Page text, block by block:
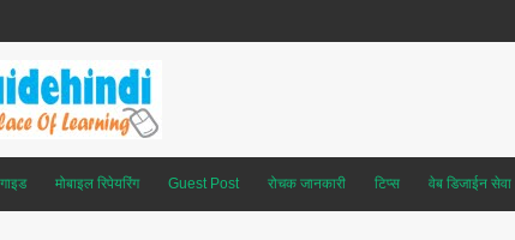
मोबाइल रिपेयरिंग Guest Post रोचक जानकारी टिप्स वेब डिजाईन सेवा